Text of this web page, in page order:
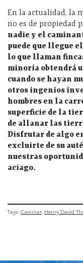
En la actualidad, la
no es de propiedad
nadie y el
puede que llegue
lo que llaman
minoría obtendrá
cuando se hayan
otros ingenios
hombres en la
superficie de la
de allanar las
Disfrutar de algo
excluirte de su
nuestras
aciago.
Tags: Caminar Henry David